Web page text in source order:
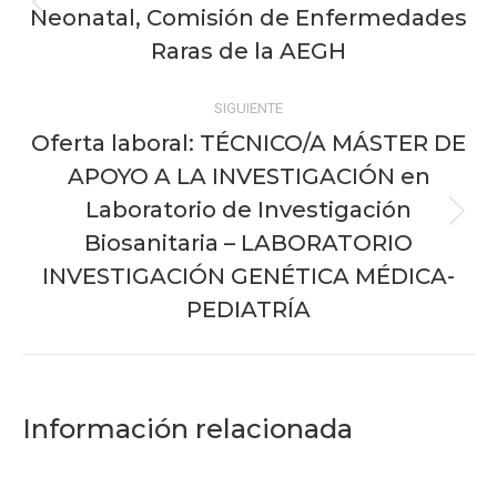
publicacionesPublicación
anterior:
Neonatal, Comisión de Enfermedades
Raras de la AEGH
SIGUIENTE
Publicación
siguiente:
Oferta laboral: TÉCNICO/A MÁSTER DE
APOYO A LA INVESTIGACIÓN en
Laboratorio de Investigación
Biosanitaria – LABORATORIO
INVESTIGACIÓN GENÉTICA MÉDICA-
PEDIATRÍA
Información relacionada